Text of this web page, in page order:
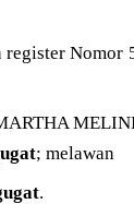
Nomor
; melawan
.